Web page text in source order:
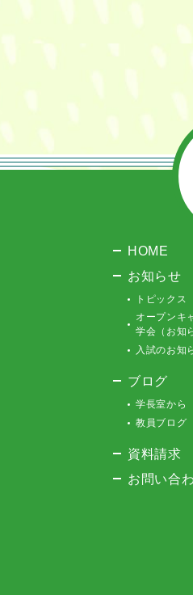
HOME
お知らせ
トピックス
オープンキ
学会（お知
入試のお知
ブログ
学長室から
教員ブログ
資料請求
お問い合